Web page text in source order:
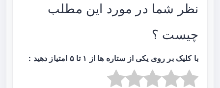
نظر شما در مورد این مطلب
چیست ؟
با کلیک بر روی یکی از ستاره ها از ۱ تا ۵ امتیاز دهید :